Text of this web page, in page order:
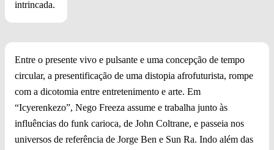
intrincada.
Entre o presente vivo e pulsante e uma concepção de tempo
circular, a presentificação de uma distopia afrofuturista, rompe
com a dicotomia entre entretenimento e arte. Em
“Icyerenkezo”, Nego Freeza assume e trabalha junto às
influências do funk carioca, de John Coltrane, e passeia nos
universos de referência de Jorge Ben e Sun Ra. Indo além das